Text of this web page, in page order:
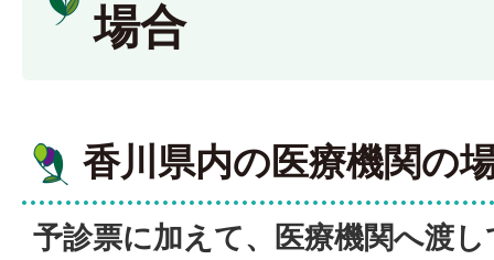
場合
香川県内の医療機関の
予診票に加えて、医療機関へ渡